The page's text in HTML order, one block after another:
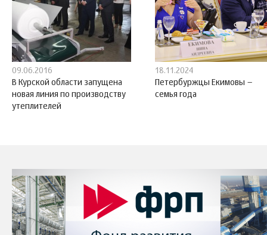
09.06.2016
В Курской области запущена
новая линия по производству
утеплителей
18.11.2024
Петербуржцы Екимовы –
семья года